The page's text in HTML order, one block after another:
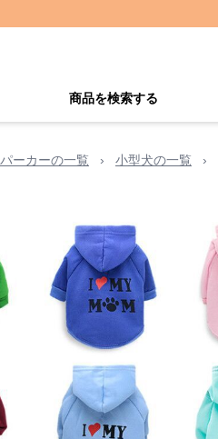
商品を検索する
パーカーの一覧 › 小型犬の一覧 ›